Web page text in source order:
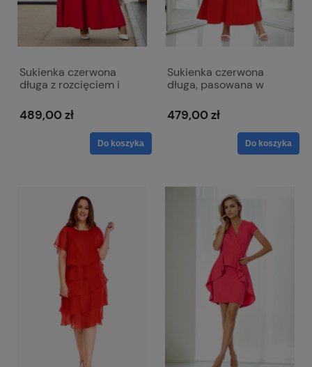
Sukienka czerwona
długa z rozcięciem i
Afrodyta
489,00 zł
Do koszyka
Sukienka czerwona
długa, pasowana w
talii - Róża Maxi
479,00 zł
Do koszyka